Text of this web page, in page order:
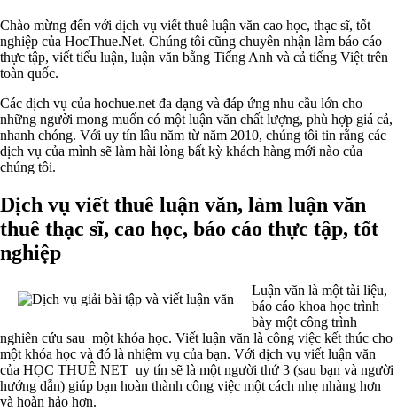
Chào mừng đến với dịch vụ viết thuê luận văn cao học, thạc sĩ, tốt
nghiệp của HocThue.Net. Chúng tôi cũng chuyên nhận làm báo cáo
thực tập, viết tiểu luận, luận văn bằng Tiếng Anh và cả tiếng Việt trên
toàn quốc.
Các dịch vụ của hochue.net đa dạng và đáp ứng nhu cầu lớn cho
những người mong muốn có một luận văn chất lượng, phù hợp giá cả,
nhanh chóng. Với uy tín lâu năm từ năm 2010, chúng tôi tin rằng các
dịch vụ của mình sẽ làm hài lòng bất kỳ khách hàng mới nào của
chúng tôi.
Dịch vụ viết thuê luận văn, làm luận văn
thuê thạc sĩ, cao học, báo cáo thực tập, tốt
nghiệp
Luận văn là một tài liệu,
báo cáo khoa học trình
bày một công trình
nghiên cứu sau một khóa học. Viết luận văn là công việc kết thúc cho
một khóa học và đó là nhiệm vụ của bạn. Với dịch vụ viết luận văn
của HỌC THUÊ NET uy tín sẽ là một người thứ 3 (sau bạn và người
hướng dẫn) giúp bạn hoàn thành công việc một cách nhẹ nhàng hơn
và hoàn hảo hơn.